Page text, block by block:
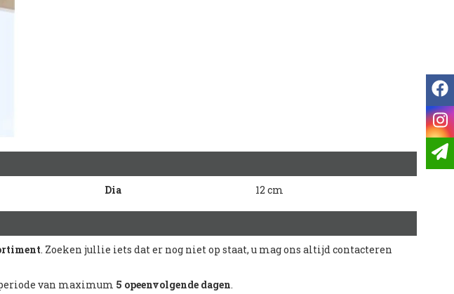
Dia 12 cm
. Zoeken jullie iets dat er nog niet op staat, u mag ons altijd contacteren
van maximum 5 opeenvolgende dagen.